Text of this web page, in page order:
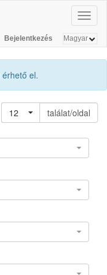
Bejelentkezés
érhető el.
12
találat/oldal